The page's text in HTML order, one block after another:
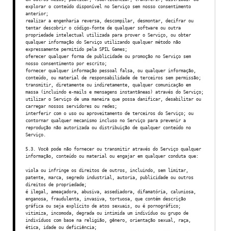
explorar o conteúdo disponível no Serviço sem nosso consentimento
anterior;
realizar a engenharia reversa, descompilar, desmontar, decifrar ou
tentar descobrir o código-fonte de qualquer software ou outra
propriedade intelectual utilizada para prover o Serviço, ou obter
qualquer informação do Serviço utilizando qualquer método não
expressamente permitido pela SPIL Games;
oferecer qualquer forma de publicidade ou promoção no Serviço sem
nosso consentimento por escrito;
fornecer qualquer informação pessoal falsa, ou qualquer informação,
conteúdo, ou material de responsabilidade de terceiros sem permissão;
transmitir, diretamente ou indiretamente, qualquer comunicação em
massa (incluindo e-mails e mensagens instantâneas) através do Serviço;
utilizar o Serviço de uma maneira que possa danificar, desabilitar ou
carregar nossos servidores ou redes;
interferir com o uso ou aproveitamento de terceiros do Serviço; ou
contornar qualquer mecanismo incluso no Serviço para prevenir a
reprodução não autorizada ou distribuição de qualquer conteúdo no
Serviço.
5.3. Você pode não fornecer ou transmitir através do Serviço qualquer
informação, conteúdo ou material ou engajar em qualquer conduta que:
viola ou infringe os direitos de outros, incluindo, sem limitar,
patente, marca, segredo industrial, autoria, publicidade ou outros
direitos de propriedade;
é ilegal, ameaçadora, abusiva, assediadora, difamatória, caluniosa,
enganosa, fraudulenta, invasiva, tortuosa, que contém descrição
gráfica ou seja explícito de atos sexuais, ou é pornográfico;
vitimiza, incomoda, degrada ou intimida um indivíduo ou grupo de
indivíduos com base na religião, gênero, orientação sexual, raça,
ética, idade ou deficiência;